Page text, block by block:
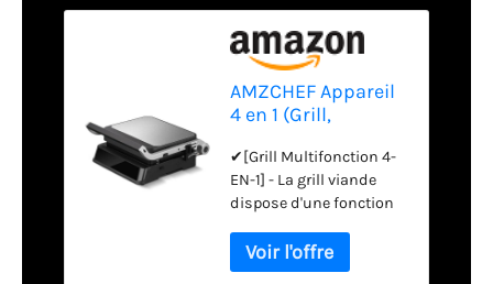
AMZCHEF Appareil
4 en 1 (Grill,
Panini, Gaufrier) -
2000W Machine a
Panini Température
et Temps
Rréglables - 4
Plaques à Amovible
✔[Grill Multifonction 4-
EN-1] - La grill viande
dispose d'une fonction
simple/double face, 2
plaques à gaufres et 2